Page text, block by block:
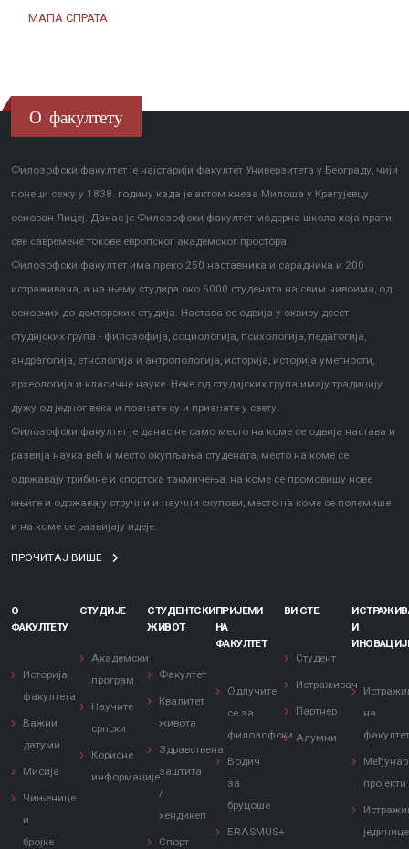
МАПА СПРАТА
О факултету
Филозофски факултет је најстарији факултет Универзитета у Београду, чији
почеци сежу у 1838. годину када је актом кнеза Милоша у Крагујевцу
основан Лицеј. Данас је Филозофски факултет модерна школа која прати
све савремене токове европског академског простора.
Филозофски факултет има преко 250 наставника и сарадника и 200
истраживача, а на њему студира око 6000 студената на свим нивоима, од
основних до докторских студија. Настава се одвија у оквиру десет
студијских група - филозофија, социологија, психологија, педагогија,
андрагогија, етнологија и антропологија, историја, историја уметности,
археологија и класичне науке. Неке од студијских група имају традицију
дужу од једног века и познате су и признате у свету.
Филозофски факултет је данас не само место на коме се одвија настава и
развија наука већ и место окупљања студената, место на коме се
одржавају трибине и спортска такмичења, на коме се промовишу нове
књиге и одржавају стручни и научни скупови, место на коме се полемише
и на коме се развијају идеје.
ПРОЧИТАЈ ВИШЕ
О
ФАКУЛТЕТУ
Историја
факултета
Важни
датуми
Мисија
Чињенице
и
бројке
СТУДИЈЕ
Академски
програм
Научите
српски
Корисне
информације
СТУДЕНТСКИ
ЖИВОТ
Факултет
Квалитет
живота
Здравствена
заштита
/
хендикеп
Спорт
ПРИЈЕМИ
НА
ФАКУЛТЕТ
Одлучите
се за
филозофски
Водич
за
бруцоше
ERASMUS+
ВИ СТЕ
Студент
Истраживач
Партнер
Алумни
И
на
пројекти
јединице